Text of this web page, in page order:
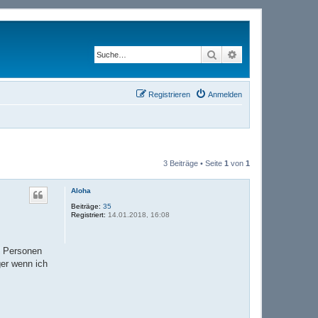
Suche
Anmelden
Registrieren
3 Beiträge • Seite 1 von 1
Aloha
Beiträge: 35
Registriert: 14.01.2018, 16:08
wenn ich